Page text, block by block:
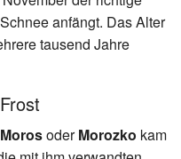
anfängt. Das Alter
tausend Jahre
MorosoderMorozko kam